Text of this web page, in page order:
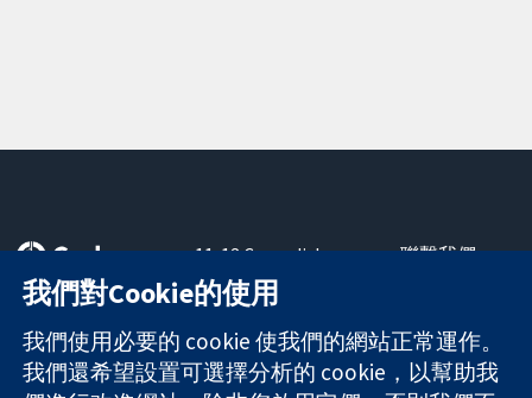
可信任實證
知情決定
更完善的健康照
護
11-13 Cavendish
Square
London
W1G 0AN
United Kingdom
聯繫我們
關於我們
工作機會
Cochrane
我們對Cookie的使用
我們使用必要的 cookie 使我們的網站正常運作。
我們還希望設置可選擇分析的 cookie，以幫助我